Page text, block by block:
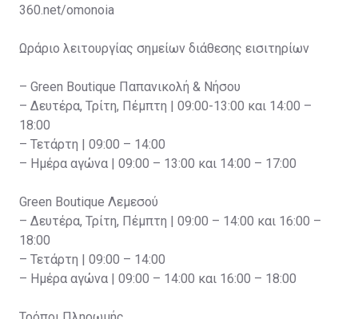
360.net/omonoia
Ωράριο λειτουργίας σημείων διάθεσης εισιτηρίων
– Green Boutique Παπανικολή & Νήσου
– Δευτέρα, Τρίτη, Πέμπτη | 09:00-13:00 και 14:00 –
18:00
– Τετάρτη | 09:00 – 14:00
– Ημέρα αγώνα | 09:00 – 13:00 και 14:00 – 17:00
Green Boutique Λεμεσού
– Δευτέρα, Τρίτη, Πέμπτη | 09:00 – 14:00 και 16:00 –
18:00
– Τετάρτη | 09:00 – 14:00
– Ημέρα αγώνα | 09:00 – 14:00 και 16:00 – 18:00